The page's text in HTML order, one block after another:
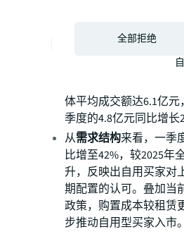
自用需求驱动增强
分析，
体平均成交额达6.1亿元
季度的4.8亿元同比增长
从需求结构来看，一季
比增至42%，较2025年
升，反映出自用买家对
期配置的认可。叠加当
政策，购置成本较租赁
步推动自用型买家入市。
全部拒绝